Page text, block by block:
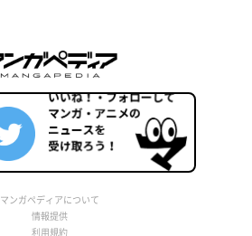
マンガペディアについて
情報提供
利用規約